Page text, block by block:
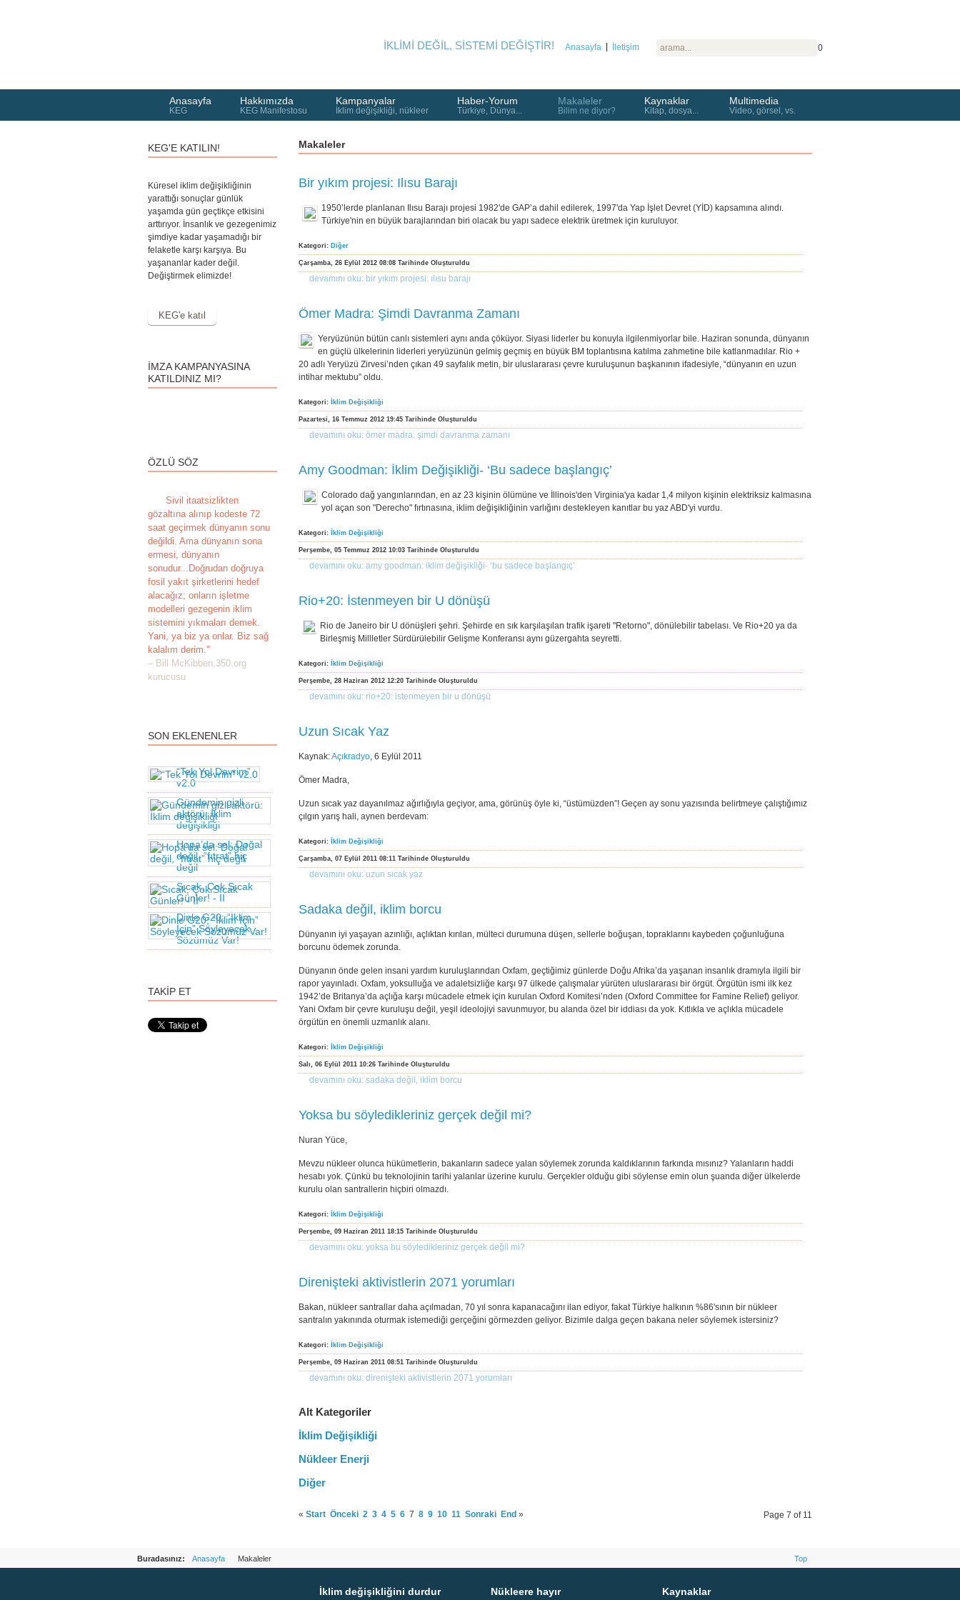
İKLİMİ DEĞİL, SİSTEMİ DEĞİŞTİR! Anasayfa İletişim 0
Anasayfa
KEG
Hakkımızda
KEG Manifestosu
Kampanyalar
İklim değişikliği, nükleer
Haber-Yorum
Türkiye, Dünya...
Makaleler
Bilim ne diyor?
Kaynaklar
Kitap, dosya...
Multimedia
Video, görsel, vs.
Makaleler
Bir yıkım projesi: Ilısu Barajı
1950’lerde planlanan Ilısu Barajı projesi 1982'de GAP’a dahil edilerek, 1997'da Yap İşlet Devret (YİD) kapsamına alındı.
Türkiye'nin en büyük barajlarından biri olacak bu yapı sadece elektrik üretmek için kuruluyor.
Kategori: Diğer
Çarşamba, 26 Eylül 2012 08:08 Tarihinde Oluşturuldu
devamını oku: bir yıkım projesi: ilısu barajı
Ömer Madra: Şimdi Davranma Zamanı
Yeryüzünün bütün canlı sistemleri aynı anda çöküyor. Siyasi liderler bu konuyla ilgilenmiyorlar bile. Haziran sonunda, dünyanın
en güçlü ülkelerinin liderleri yeryüzünün gelmiş geçmiş en büyük BM toplantısına katılma zahmetine bile katlanmadılar. Rio +
20 adlı Yeryüzü Zirvesi’nden çıkan 49 sayfalık metin, bir uluslararası çevre kuruluşunun başkanının ifadesiyle, “dünyanın en uzun
intihar mektubu” oldu.
Kategori: İklim Değişikliği
Pazartesi, 16 Temmuz 2012 19:45 Tarihinde Oluşturuldu
devamını oku: ömer madra: şimdi davranma zamanı
Amy Goodman: İklim Değişikliği- ‘Bu sadece başlangıç’
Colorado dağ yangınlarından, en az 23 kişinin ölümüne ve İllinois'den Virginia'ya kadar 1,4 milyon kişinin elektriksiz kalmasına
yol açan son "Derecho" fırtınasına, iklim değişikliğinin varlığını destekleyen kanıtlar bu yaz ABD'yi vurdu.
Kategori: İklim Değişikliği
Perşembe, 05 Temmuz 2012 10:03 Tarihinde Oluşturuldu
devamını oku: amy goodman: i̇klim değişikliği- ‘bu sadece başlangıç’
Rio+20: İstenmeyen bir U dönüşü
Rio de Janeiro bir U dönüşleri şehri. Şehirde en sık karşılaşılan trafik işareti "Retorno", dönülebilir tabelası. Ve Rio+20 ya da
Birleşmiş Millletler Sürdürülebilir Gelişme Konferansı aynı güzergahta seyretti.
Kategori: İklim Değişikliği
Perşembe, 28 Haziran 2012 12:20 Tarihinde Oluşturuldu
devamını oku: rio+20: i̇stenmeyen bir u dönüşü
Uzun Sıcak Yaz
Kaynak:Açıkradyo, 6 Eylül 2011
Ömer Madra,
Uzun sıcak yaz dayanılmaz ağırlığıyla geçiyor, ama, görünüş öyle ki, “üstümüzden”! Geçen ay sonu yazısında belirtmeye çalıştığımız
çılgın yarış hali, aynen berdevam:
Kategori: İklim Değişikliği
Çarşamba, 07 Eylül 2011 08:11 Tarihinde Oluşturuldu
devamını oku: uzun sıcak yaz
Sadaka değil, iklim borcu
Dünyanın iyi yaşayan azınlığı, açlıktan kırılan, mülteci durumuna düşen, sellerle boğuşan, topraklarını kaybeden çoğunluğuna
borcunu ödemek zorunda.
Dünyanın önde gelen insani yardım kuruluşlarından Oxfam, geçtiğimiz günlerde Doğu Afrika’da yaşanan insanlık dramıyla ilgili bir
rapor yayınladı. Oxfam, yoksulluğa ve adaletsizliğe karşı 97 ülkede çalışmalar yürüten uluslararası bir örgüt. Örgütün ismi ilk kez
1942’de Britanya’da açlığa karşı mücadele etmek için kurulan Oxford Komitesi’nden (Oxford Committee for Famine Relief) geliyor.
Yani Oxfam bir çevre kuruluşu değil, yeşil ideolojiyi savunmuyor, bu alanda özel bir iddiası da yok. Kıtlıkla ve açlıkla mücadele
örgütün en önemli uzmanlık alanı.
Kategori: İklim Değişikliği
Salı, 06 Eylül 2011 10:26 Tarihinde Oluşturuldu
devamını oku: sadaka değil, iklim borcu
Yoksa bu söyledikleriniz gerçek değil mi?
Nuran Yüce,
Mevzu nükleer olunca hükümetlerin, bakanların sadece yalan söylemek zorunda kaldıklarının farkında mısınız? Yalanların haddi
hesabı yok. Çünkü bu teknolojinin tarihi yalanlar üzerine kurulu. Gerçekler olduğu gibi söylense emin olun şuanda diğer ülkelerde
kurulu olan santrallerin hiçbiri olmazdı.
Kategori: İklim Değişikliği
Perşembe, 09 Haziran 2011 18:15 Tarihinde Oluşturuldu
devamını oku: yoksa bu söyledikleriniz gerçek değil mi?
Direnişteki aktivistlerin 2071 yorumları
Bakan, nükleer santrallar daha açılmadan, 70 yıl sonra kapanacağını ilan ediyor, fakat Türkiye halkının %86'sının bir nükleer
santralın yakınında oturmak istemediği gerçeğini görmezden geliyor. Bizimle dalga geçen bakana neler söylemek istersiniz?
Kategori: İklim Değişikliği
Perşembe, 09 Haziran 2011 08:51 Tarihinde Oluşturuldu
devamını oku: direnişteki aktivistlerin 2071 yorumları
Alt Kategoriler
İklim Değişikliği
Nükleer Enerji
Diğer
Page 7 of 11
« Start Önceki 2 3 4 5 6 7 8 9 10 11 Sonraki End »
KEG'E KATILIN!
Küresel iklim değişikliğinin
yarattığı sonuçlar günlük
yaşamda gün geçtikçe etkisini
arttırıyor. İnsanlık ve gezegenimiz
şimdiye kadar yaşamadığı bir
felaketle karşı karşıya. Bu
yaşananlar kader değil.
Değiştirmek elimizde!
İMZA KAMPANYASINA
KATILDINIZ MI?
ÖZLÜ SÖZ
Sivil itaatsizlikten
gözaltına alınıp kodeste 72
saat geçirmek dünyanın sonu
değildi. Ama dünyanın sona
ermesi, dünyanın
sonudur...Doğrudan doğruya
fosil yakıt şirketlerini hedef
alacağız; onların işletme
modelleri gezegenin iklim
sistemini yıkmaları demek.
Yani, ya biz ya onlar. Biz sağ
kalalım derim."
– Bill McKibben,350.org
kurucusu
SON EKLENENLER
“Tek Yol Devrim”
v2.0
Gündemin gizli
aktörü: İklim
değişikliği
Hopa’da sel: Doğal
değil, “fıtrat” hiç
değil
Sıcak, Çok Sıcak
Günler! - II
Dinle G20; “İklim
İçin” Söyleyecek
Sözümüz Var!
TAKİP ET
Buradasınız: Anasayfa Makaleler Top
İklim değişikliğini durdur Nükleere hayır Kaynaklar